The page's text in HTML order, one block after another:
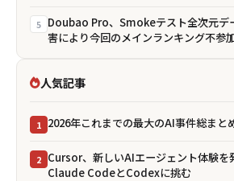
5 Doubao Pro、Smokeテスト全次元デー
害により今回のメインランキング不参
人気記事
1 2026年これまでの最大のAI事件総まと
2 Cursor、新しいAIエージェント体験を
Claude CodeとCodexに挑む